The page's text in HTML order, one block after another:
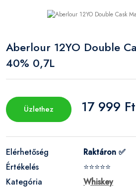
Aberlour 12YO Double
40% 0,7L
Üzlethez 17 999 Ft
Elérhetőség
Raktáron ✅
Értékelés
⭐⭐⭐⭐⭐
Kategória
Whiskey